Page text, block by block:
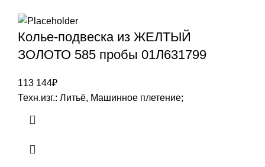
Колье-подвеска из ЖЕЛТЫЙ
ЗОЛОТО 585 пробы 01Л631799
113 144₽
Техн.изг.: Литьё, Машинное плетение;